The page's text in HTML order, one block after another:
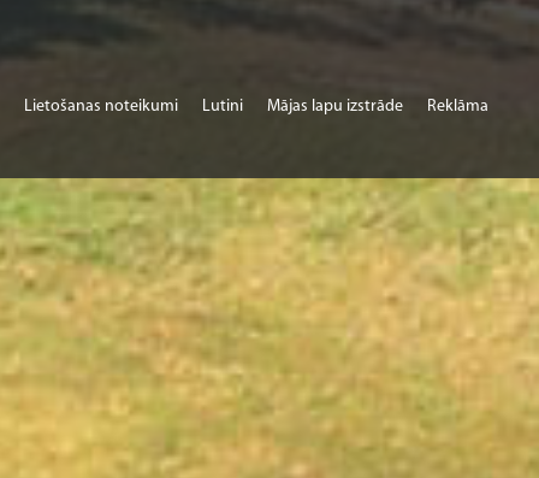
Lietošanas noteikumi Lutini Mājas lapu izstrāde Reklāma